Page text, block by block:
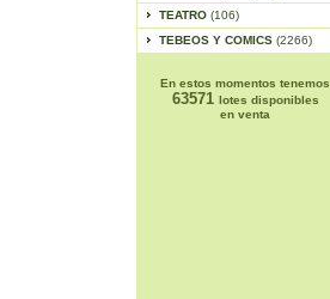
TEATRO (106)
TEBEOS Y COMICS (2266)
En estos momentos tenemos
63571 lotes disponibles
en venta